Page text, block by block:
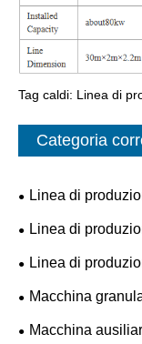
Tag caldi: Linea di
Categoria
Linea di
Linea di
Linea di
Macchina
Macchina